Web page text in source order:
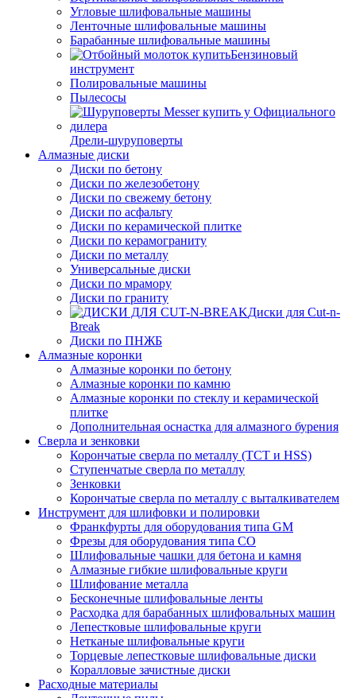
Угловые шлифовальные машины
Ленточные шлифовальные машины
Барабанные шлифовальные машины
Бензиновый
инструмент
Полировальные машины
Пылесосы
Дрели-шуруповерты
Алмазные диски
Диски по бетону
Диски по железобетону
Диски по свежему бетону
Диски по асфальту
Диски по керамической плитке
Диски по керамограниту
Диски по металлу
Универсальные диски
Диски по мрамору
Диски по граниту
Диски для Cut-n-
Break
Диски по ПНЖБ
Алмазные коронки
Алмазные коронки по бетону
Алмазные коронки по камню
Алмазные коронки по стеклу и керамической
плитке
Дополнительная оснастка для алмазного бурения
Сверла и зенковки
Корончатые сверла по металлу (TCT и HSS)
Ступенчатые сверла по металлу
Зенковки
Корончатые сверла по металлу c выталкивателем
Инструмент для шлифовки и полировки
Франкфурты для оборудования типа GM
Фрезы для оборудования типа СО
Шлифовальные чашки для бетона и камня
Алмазные гибкие шлифовальные круги
Шлифование металла
Бесконечные шлифовальные ленты
Расходка для барабанных шлифовальных машин
Лепестковые шлифовальные круги
Нетканые шлифовальные круги
Торцевые лепестковые шлифовальные диски
Коралловые зачистные диски
Расходные материалы